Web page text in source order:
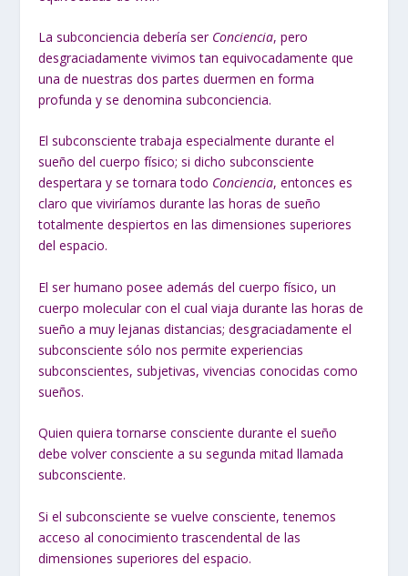
La subconciencia debería ser Conciencia, pero
desgraciadamente vivimos tan equivocadamente que
una de nuestras dos partes duermen en forma
profunda y se denomina subconciencia.
El subconsciente trabaja especialmente durante el
sueño del cuerpo físico; si dicho subconsciente
despertara y se tornara todo Conciencia, entonces es
claro que viviríamos durante las horas de sueño
totalmente despiertos en las dimensiones superiores
del espacio.
El ser humano posee además del cuerpo físico, un
cuerpo molecular con el cual viaja durante las horas de
sueño a muy lejanas distancias; desgraciadamente el
subconsciente sólo nos permite experiencias
subconscientes, subjetivas, vivencias conocidas como
sueños.
Quien quiera tornarse consciente durante el sueño
debe volver consciente a su segunda mitad llamada
subconsciente.
Si el subconsciente se vuelve consciente, tenemos
acceso al conocimiento trascendental de las
dimensiones superiores del espacio.